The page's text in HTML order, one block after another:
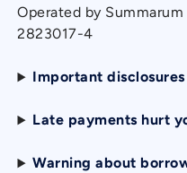
Operated by
2823017-4
Important disclosures
Late payments hurt
Warning about